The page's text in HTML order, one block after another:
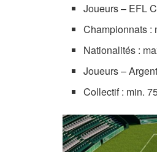
Joueurs – EFL
Championnats :
Nationalités :
Joueurs –
Collectif : min.